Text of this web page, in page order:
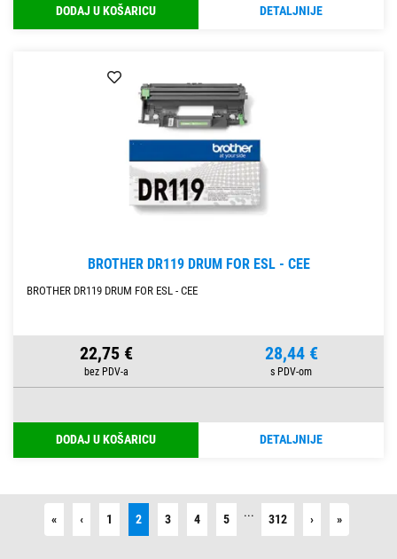
DODAJ U KOŠARICU DETALJNIJE
BROTHER DR119 DRUM FOR ESL - CEE
BROTHER DR119 DRUM FOR ESL - CEE
22,75 € 28,44 €
DODAJ U KOŠARICU DETALJNIJE
«First ‹Previous
1 2 3 4 5 ... 312 ›Next »Last